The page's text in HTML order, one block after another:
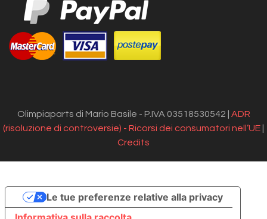
Olimpiaparts di Mario Basile - P.IVA 03518530542 | ADR
(risoluzione di controversie) - Ricorsi dei consumatori nell’UE
Credits
Le tue preferenze relative alla privacy